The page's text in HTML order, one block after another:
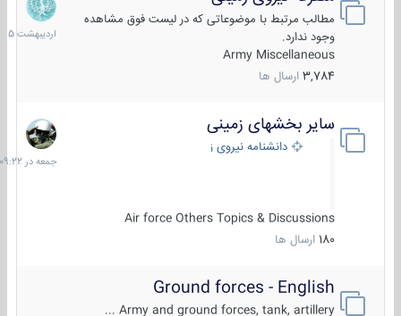
مطالب مرتبط با موضوعاتی که در لیست فوق مشاهده
وجود ندارد.
Army Miscellaneous
3,784 ارسال ها
1405
سایر بخشهای زمینی
دانشنامه نیروی زمینی
Air force Others Topics & Discussions
180 ارسال ها
جمعه
در
09:22
Ground forces - English
Army and ground forces, tank, artillery ...